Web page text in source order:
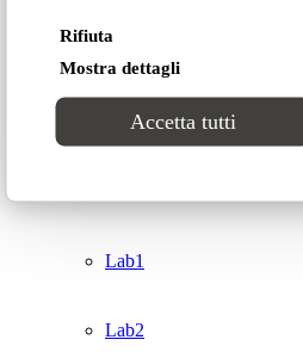
Rifiuta
Mostra dettagli
Accetta tutti
Sweet dreams
Lab1
Lab2